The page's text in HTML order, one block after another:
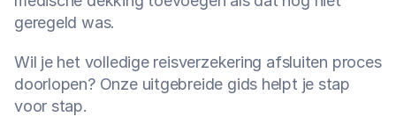
geregeld was.
Wil je het volledige reisverzekering afsluiten proces
doorlopen? Onze uitgebreide gids helpt je stap
voor stap.